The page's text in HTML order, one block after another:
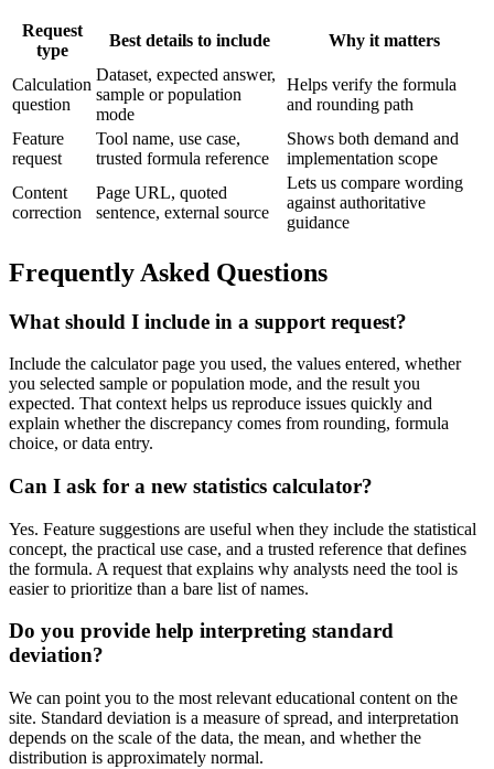
Request
type
Best details to include Why it matters
Calculation
question
Dataset, expected answer,
sample or population
mode
Helps verify the formula
and rounding path
Feature
request
Tool name, use case,
trusted formula reference
Shows both demand and
implementation scope
Content
correction
Page URL, quoted
sentence, external source
Lets us compare wording
against authoritative
guidance
Frequently Asked Questions
What should I include in a support request?
Include the calculator page you used, the values entered, whether
you selected sample or population mode, and the result you
expected. That context helps us reproduce issues quickly and
explain whether the discrepancy comes from rounding, formula
choice, or data entry.
Can I ask for a new statistics calculator?
Yes. Feature suggestions are useful when they include the statistical
concept, the practical use case, and a trusted reference that defines
the formula. A request that explains why analysts need the tool is
easier to prioritize than a bare list of names.
Do you provide help interpreting standard
deviation?
We can point you to the most relevant educational content on the
site. Standard deviation is a measure of spread, and interpretation
depends on the scale of the data, the mean, and whether the
distribution is approximately normal.